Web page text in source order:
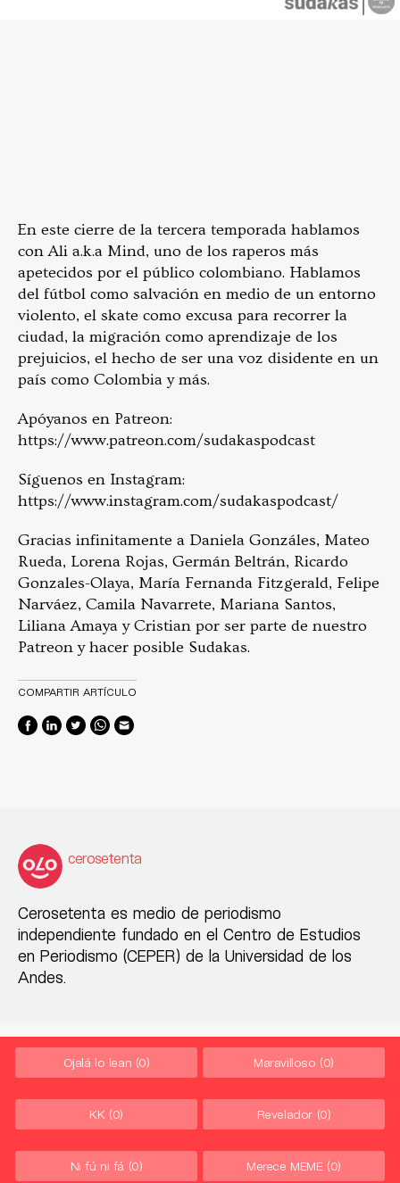
En este cierre de la tercera temporada hablamos
con Ali a.k.a Mind, uno de los raperos más
apetecidos por el público colombiano. Hablamos
del fútbol como salvación en medio de un entorno
violento, el skate como excusa para recorrer la
ciudad, la migración como aprendizaje de los
prejuicios, el hecho de ser una voz disidente en un
país como Colombia y más.
Apóyanos en Patreon:
https://www.patreon.com/sudakaspodcast
Síguenos en Instagram:
https://www.instagram.com/sudakaspodcast/
Gracias infinitamente a Daniela Gonzáles, Mateo
Rueda, Lorena Rojas, Germán Beltrán, Ricardo
Gonzales-Olaya, María Fernanda Fitzgerald, Felipe
Narváez, Camila Navarrete, Mariana Santos,
Liliana Amaya y Cristian por ser parte de nuestro
Patreon y hacer posible Sudakas.
COMPARTIR ARTÍCULO
cerosetenta
Cerosetenta es medio de periodismo
independiente fundado en el Centro de Estudios
en Periodismo (CEPER) de la Universidad de los
Andes.
Ojalá lo lean (0) Maravilloso (0)
KK (0) Revelador (0)
Ni fú ni fá (0) Merece MEME (0)